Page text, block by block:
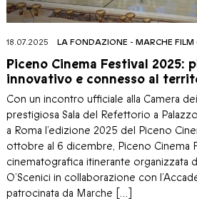
18.07.2025 LA FONDAZIONE - MARCHE
Piceno Cinema Festival 2025:
innovativo e connesso al
Con un incontro ufficiale alla Camera
prestigiosa Sala del Refettorio a
a Roma l’edizione 2025 del Piceno
ottobre al 6 dicembre, Piceno Cinema
cinematografica itinerante organizzata
O’Scenici in collaborazione con
patrocinata da Marche […]